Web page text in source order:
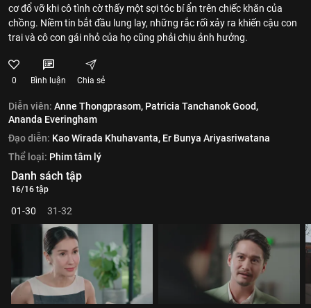
cơ đổ vỡ khi cô tình cờ thấy một sợi tóc bí ẩn trên chiếc khăn của
chồng. Niềm tin bắt đầu lung lay, những rắc rối xảy ra khiến cậu con
trai và cô con gái nhỏ của họ cũng phải chịu ảnh hưởng.
0 Bình luận Chia sẻ
Diễn viên: Anne Thongprasom, Patricia Tanchanok Good,
Ananda Everingham
Đạo diễn: Kao Wirada Khuhavanta, Er Bunya Ariyasriwatana
Thể loại: Phim tâm lý
Danh sách tập
16/16 tập
01-30 31-32